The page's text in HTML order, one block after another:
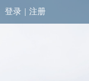
登录 注册